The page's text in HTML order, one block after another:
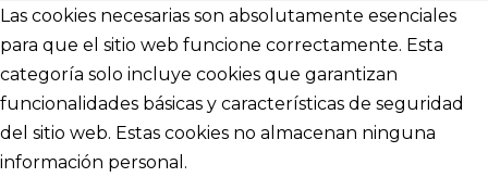
Las cookies necesarias son absolutamente esenciales
para que el sitio web funcione correctamente. Esta
categoría solo incluye cookies que garantizan
funcionalidades básicas y características de seguridad
del sitio web. Estas cookies no almacenan ninguna
información personal.